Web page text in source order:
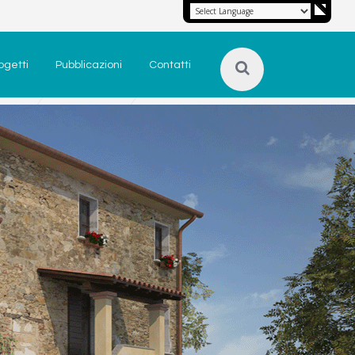
Pubblicazioni Contatti